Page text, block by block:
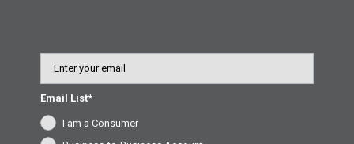
Email List*
I am a Consumer